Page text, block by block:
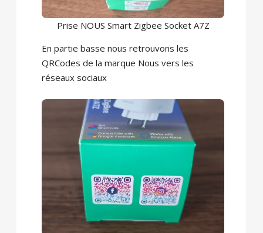
Prise NOUS Smart Zigbee Socket A7Z
En partie basse nous retrouvons les
QRCodes de la marque Nous vers les
réseaux sociaux